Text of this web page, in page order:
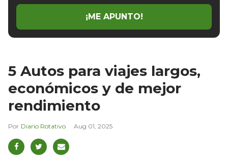
¡ME APUNTO!
5 Autos para viajes largos,
económicos y de mejor
rendimiento
Diario Rotativo Aug 01, 2025